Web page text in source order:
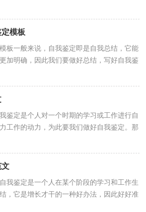
那么自我鉴定要注意有什...
模板
板一般来说，自我鉴定即是自我总结，它能
加明确，因此我们要做好总结，写好自我鉴
如何写吗？以下是小编帮大家整理...
鉴定是个人对一个时期的学习或工作进行自
工作的动力，为此要我们做好自我鉴定。那
内容呢？以下是小编为大家...
文
我鉴定是一个人在某个阶段的学习和工作生
，它是增长才干的一种好办法，因此好好准
鉴定一般是怎么写的呢？以...